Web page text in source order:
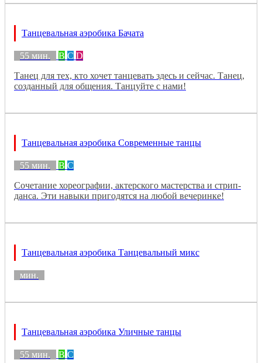
Танцевальная аэробика Бачата
55 мин. B C D
Танец для тех, кто хочет танцевать здесь и сейчас. Танец,
созданный для общения. Танцуйте с нами!
Танцевальная аэробика Современные танцы
55 мин. B C
Сочетание хореографии, актерского мастерства и стрип-
данса. Эти навыки пригодятся на любой вечеринке!
Танцевальная аэробика Танцевальный микс
мин.
Танцевальная аэробика Уличные танцы
55 мин. B C